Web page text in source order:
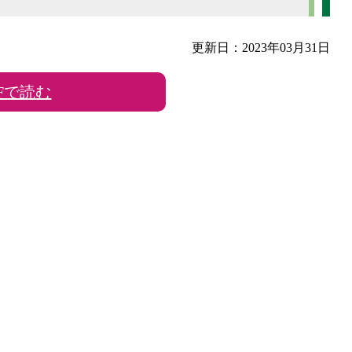
更新日：2023年03月31日
で読む